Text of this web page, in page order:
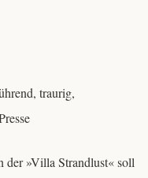
traurig,
der »Villa Strandlust« soll